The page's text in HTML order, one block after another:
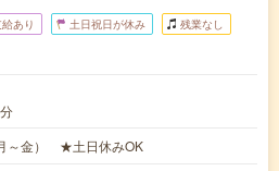
あり 土日祝日が休み 残業なし
～金） ★土日休みOK